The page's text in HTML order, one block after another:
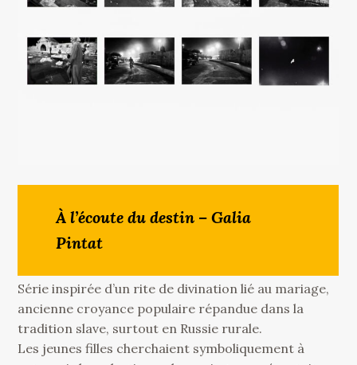
À l’écoute du destin – Galia
Pintat
Série inspirée d’un rite de divination lié au mariage,
ancienne croyance populaire répandue dans la
tradition slave, surtout en Russie rurale.
Les jeunes filles cherchaient symboliquement à